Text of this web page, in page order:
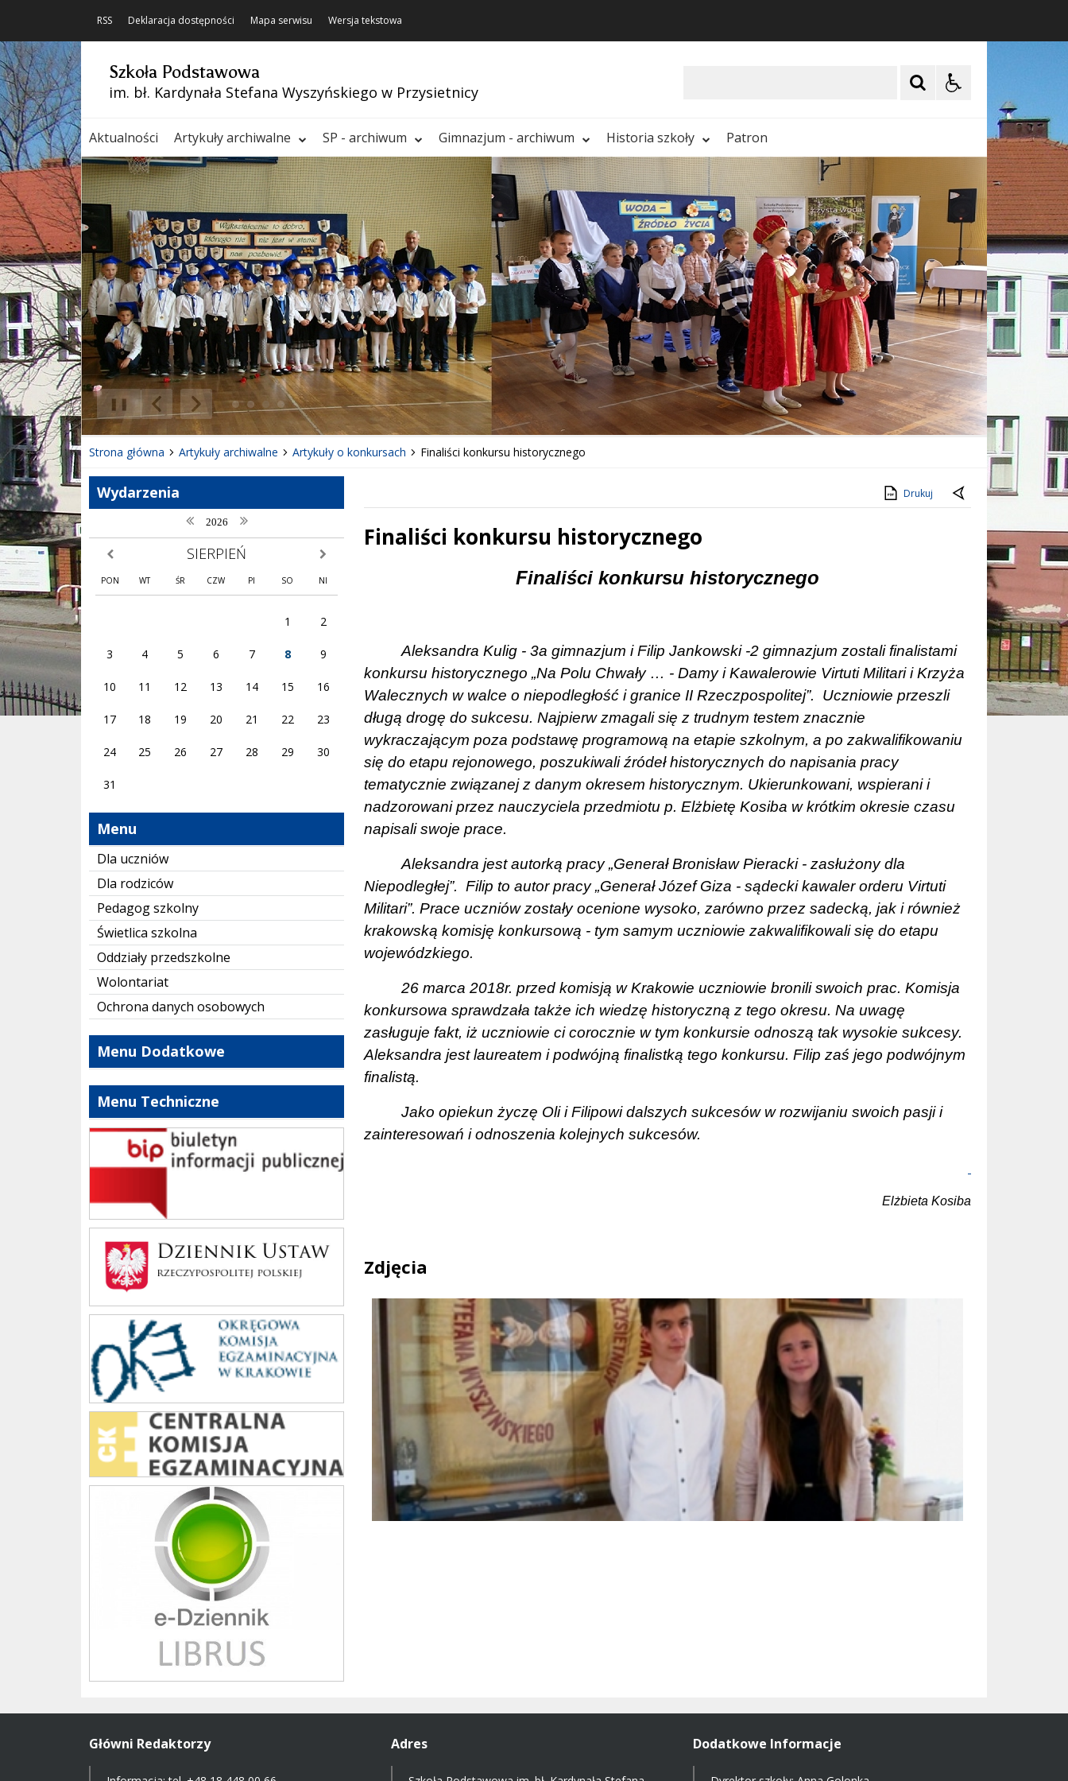
RSS Deklaracja dostępności Mapa serwisu Wersja tekstowa
Szkoła Podstawowa
im. bł. Kardynała Stefana Wyszyńskiego w Przysietnicy
Aktualności Artykuły archiwalne SP - archiwum Gimnazjum - archiwum Historia szkoły Patron
Poprzedni Element
Następny Element
❚❚
Strona główna Artykuły archiwalne Artykuły o konkursach Finaliści konkursu historycznego
Wydarzenia
poprzedni rok
2026 następny rok
poprzedni miesiąc SIERPIEŃ następny miesiąc
PON WT ŚR CZW PI SO NI
1 2
3 4 5 6 7 8 9
10 11 12 13 14 15 16
17 18 19 20 21 22 23
24 25 26 27 28 29 30
31
Menu
Dla uczniów
Dla rodziców
Pedagog szkolny
Świetlica szkolna
Oddziały przedszkolne
Wolontariat
Ochrona danych osobowych
Menu Dodatkowe
Menu Techniczne
bip szkoły
Dziennik Polski
oke_krakow
cke
Librus szkoła
Drukuj
Finaliści konkursu historycznego
Finaliści konkursu historycznego
Aleksandra Kulig - 3a gimnazjum i Filip Jankowski -2 gimnazjum zostali finalistami
konkursu historycznego „Na Polu Chwały … - Damy i Kawalerowie Virtuti Militari i Krzyża
Walecznych w walce o niepodległość i granice II Rzeczpospolitej”.
Uczniowie przeszli
długą drogę do sukcesu. Najpierw zmagali się z trudnym testem znacznie
wykraczającym poza podstawę programową na etapie szkolnym, a po zakwalifikowaniu
się do etapu rejonowego, poszukiwali źródeł historycznych do napisania pracy
tematycznie związanej z danym okresem historycznym. Ukierunkowani, wspierani i
nadzorowani przez nauczyciela przedmiotu p. Elżbietę Kosiba w krótkim okresie czasu
napisali swoje prace.
Aleksandra jest autorką pracy „Generał Bronisław Pieracki - zasłużony dla
Niepodległej”. Filip to autor pracy „Generał Józef Giza - sądecki kawaler orderu Virtuti
Militari”. Prace uczniów zostały ocenione wysoko, zarówno przez sadecką, jak i również
krakowską komisję konkursową - tym samym uczniowie zakwalifikowali się do etapu
wojewódzkiego.
26 marca 2018r. przed komisją w Krakowie uczniowie bronili swoich prac. Komisja
konkursowa sprawdzała także ich wiedzę historyczną z tego okresu. Na uwagę
zasługuje fakt, iż uczniowie ci corocznie w tym konkursie odnoszą tak wysokie sukcesy.
Aleksandra jest laureatem i podwójną finalistką tego konkursu. Filip zaś jego podwójnym
finalistą.
Jako opiekun życzę Oli i Filipowi dalszych sukcesów w rozwijaniu swoich pasji i
zainteresowań i odnoszenia kolejnych sukcesów.
Elżbieta Kosiba
Zdjęcia
Główni Redaktorzy Adres Dodatkowe Informacje